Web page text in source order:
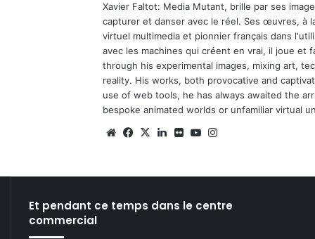
Xavier Faltot: Media Mutant, brille par ses
capturer et danser avec le réel. Ses œuvres, à
virtuel multimedia et pionnier français dans
avec les machines qui créent en vrai, il joue et
through his experimental images, mixing art,
reality. His works, both provocative and
use of web tools, he has always awaited the
bespoke animated worlds or unfamiliar virtual
We Fa
X
Lin Fli Yo
Et pendant ce temps dans le centre
commercial